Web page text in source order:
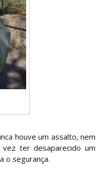
houve um assalto, nem
vez ter desaparecido um
o segurança.